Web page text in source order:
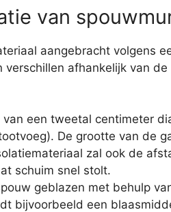
van
aangebracht volgens
afhankelijk van
een tweetal centimeter
De grootte van de
zal ook de
schuim snel stolt.
geblazen met behulp
bijvoorbeeld een